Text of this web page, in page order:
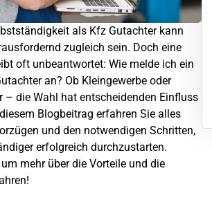
als Kfz Gutachter kann
zugleich sein. Doch eine
oft unbeantwortet: Wie melde ich ein
an? Ob Kleingewerbe oder
– die Wahl hat entscheidenden Einfluss
Blogbeitrag erfahren Sie alles
und den notwendigen Schritten,
erfolgreich durchzustarten.
mehr über die Vorteile und die